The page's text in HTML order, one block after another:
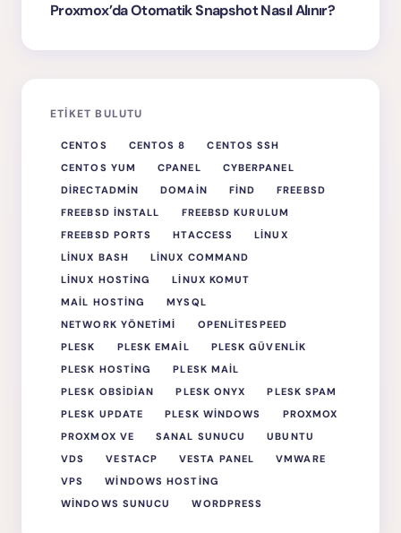
Proxmox’da Otomatik Snapshot Nasıl Alınır?
ETIKET BULUTU
CENTOS CENTOS 8
CENTOS SSH
CENTOS YUM
CPANEL
CYBERPANEL
DIRECTADMIN
DOMAIN FIND
FREEBSD
FREEBSD INSTALL
FREEBSD KURULUM
FREEBSD PORTS
HTACCESS
LINUX
LINUX BASH
LINUX COMMAND
LINUX HOSTING
LINUX KOMUT
MAIL HOSTING
MYSQL
NETWORK YÖNETIMI
OPENLITESPEED
PLESK
PLESK EMAIL
PLESK GÜVENLIK
PLESK HOSTING
PLESK MAIL
PLESK OBSIDIAN
PLESK ONYX
PLESK SPAM
PLESK UPDATE
PLESK WINDOWS
PROXMOX
PROXMOX VE
SANAL SUNUCU
UBUNTU
VDS
VESTACP VESTA PANEL
VMWARE
VPS
WINDOWS HOSTING
WINDOWS SUNUCU
WORDPRESS